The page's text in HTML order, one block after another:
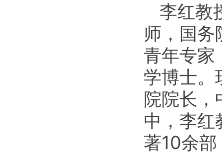
李红教
师，国务
青年专家
学博士。
院院长，
中，李红
著10余